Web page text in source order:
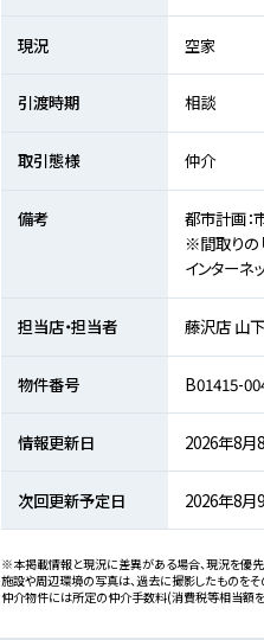
現況 空家
引渡時期 相談
取引態様 仲介
備考
都市計画：
※間取りの
インターネ
担当店・担当者 藤沢店 山
物件番号 B01415-
情報更新日 2026年8月
次回更新予定日 2026年8月
※本掲載情報と現況に差異がある場合、現況を優先
施設や周辺環境の写真は、過去に撮影したものをそ
仲介物件には所定の仲介手数料(消費税等相当額を